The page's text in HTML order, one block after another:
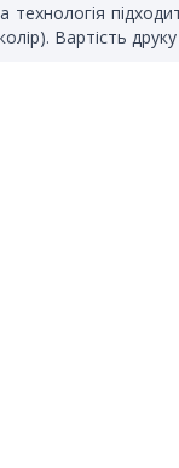
технологія
Вартість